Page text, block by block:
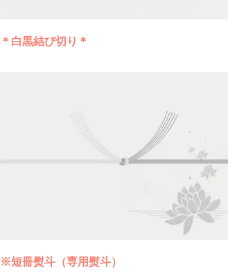
＊白黒結び切り＊
※短冊熨斗（専用熨斗）